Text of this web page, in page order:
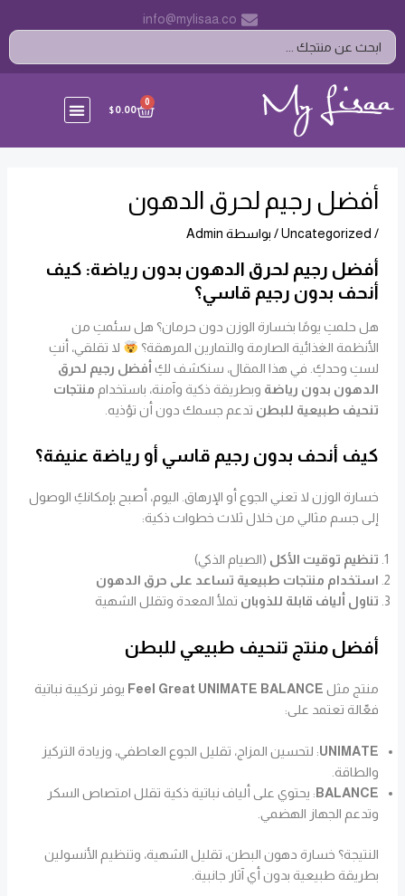
إلى
المحتوى
info@mylisaa.co
Search
...
$0.00
0
CART
أفضل رجيم لحرق الدهون
/
Uncategorized/ بواسطة Admin
أفضل رجيم لحرق الدهون بدون رياضة: كيف
أنحف بدون رجيم قاسي؟
هل حلمتِ يومًا بخسارة الوزن دون حرمان؟ هل سئمتِ من
الأنظمة الغذائية الصارمة والتمارين المرهقة؟
لا تقلقي، أنتِ
لستِ وحدكِ. في هذا المقال، سنكشف لكِ أفضل رجيم لحرق
الدهون بدون رياضة وبطريقة ذكية وآمنة، باستخدام منتجات
تنحيف طبيعية للبطن تدعم جسمك دون أن تؤذيه.
كيف أنحف بدون رجيم قاسي أو رياضة عنيفة؟
خسارة الوزن لا تعني الجوع أو الإرهاق. اليوم، أصبح بإمكانكِ الوصول
إلى جسم مثالي من خلال ثلاث خطوات ذكية:
تنظيم توقيت الأكل (الصيام الذكي)
استخدام منتجات طبيعية تساعد على حرق الدهون
تناول ألياف قابلة للذوبان تملأ المعدة وتقلل الشهية
أفضل منتج تنحيف طبيعي للبطن
منتج مثل Feel Great UNIMATE BALANCE يوفر تركيبة نباتية
فعّالة تعتمد على:
UNIMATE: لتحسين المزاج، تقليل الجوع العاطفي، وزيادة التركيز
والطاقة.
BALANCE : يحتوي على ألياف نباتية ذكية تقلل امتصاص السكر
وتدعم الجهاز الهضمي.
النتيجة؟ خسارة دهون البطن، تقليل الشهية، وتنظيم الأنسولين
بطريقة طبيعية بدون أي آثار جانبية.
navigation